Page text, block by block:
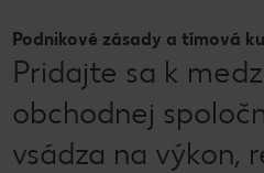
Podnikové zásady a tímová
Pridajte sa k
obchodnej
vsádza na výkon,